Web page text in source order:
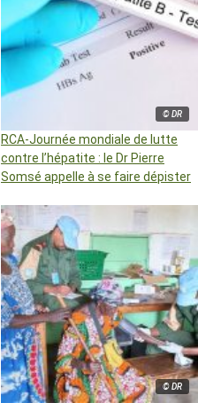
© DR
RCA-Journée mondiale de lutte
contre l’hépatite : le Dr Pierre
Somsé appelle à se faire dépister
© DR